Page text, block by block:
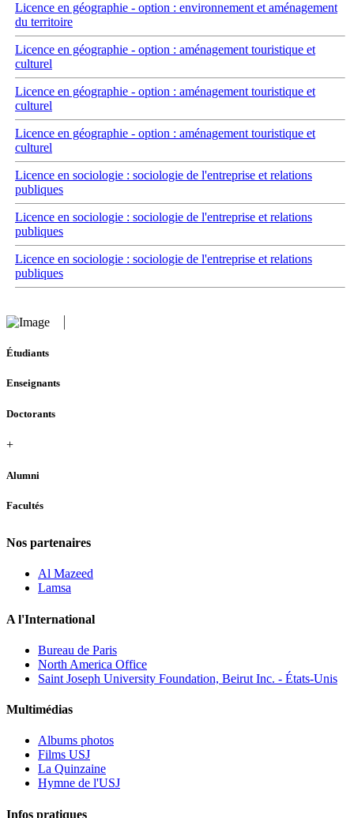
Licence en géographie - option : environnement et aménagement
du territoire
Licence en géographie - option : aménagement touristique et
culturel
Licence en géographie - option : aménagement touristique et
culturel
Licence en géographie - option : aménagement touristique et
culturel
Licence en sociologie : sociologie de l'entreprise et relations
publiques
Licence en sociologie : sociologie de l'entreprise et relations
publiques
Licence en sociologie : sociologie de l'entreprise et relations
publiques
Étudiants
Enseignants
Doctorants
+
Alumni
Facultés
Nos partenaires
Al Mazeed
Lamsa
A l'International
Bureau de Paris
North America Office
Saint Joseph University Foundation, Beirut Inc. - États-Unis
Multimédias
Albums photos
Films USJ
La Quinzaine
Hymne de l'USJ
Infos pratiques